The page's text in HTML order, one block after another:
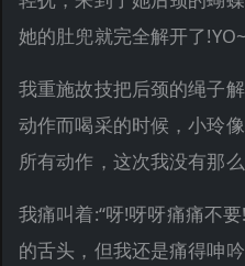
她的肚兜就完全解开了
我重施故技把后颈的绳子
动作而喝采的时候，小玲
所有动作，这次我没有那
我痛叫着:“呀!呀呀痛痛不
的舌头，但我还是痛得呻